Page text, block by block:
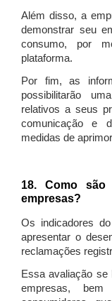
Além disso, a
demonstrar seu
consumo, por
plataforma.
Por fim, as
possibilitarão
relativos a seus
comunicação e
medidas de
18. Como são
empresas?
Os indicadores
apresentar o
reclamações
Essa avaliação se
empresas,